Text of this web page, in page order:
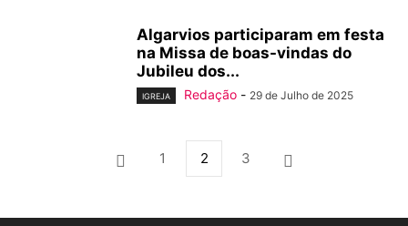
Algarvios participaram em festa
na Missa de boas-vindas do
Jubileu dos...
IGREJA Redação - 29 de Julho de 2025
1 2 3